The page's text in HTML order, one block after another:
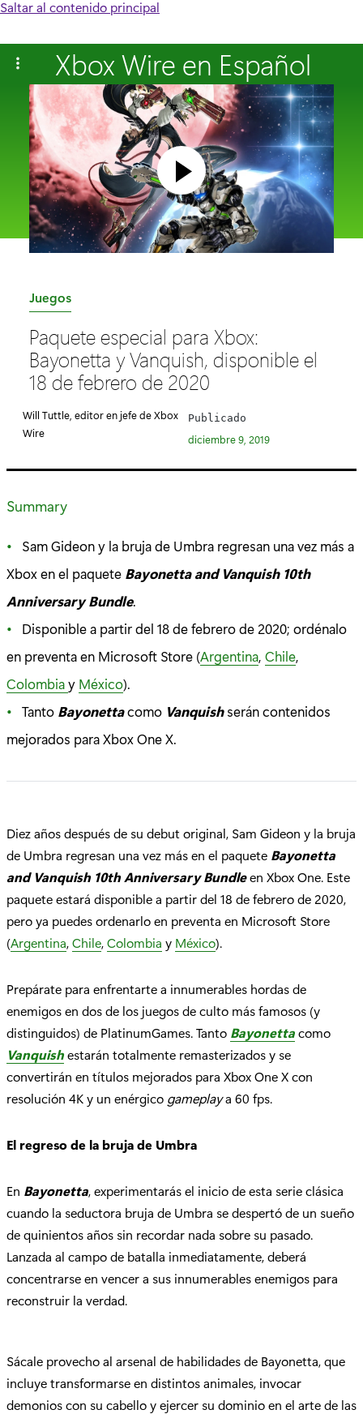
Saltar al contenido principal
Xbox Wire en Español
C
t
e
o
r
a
Juegos
Paquete especial para Xbox:
Bayonetta y Vanquish, disponible el
18 de febrero de 2020
Will Tuttle, editor en jefe de Xbox
Wire
Publicado
diciembre 9, 2019
Summary
Sam Gideon y la bruja de Umbra regresan una vez más a
Xbox en el paquete Bayonetta and Vanquish 10th
Anniversary Bundle.
Disponible a partir del 18 de febrero de 2020; ordénalo
en preventa en Microsoft Store (Argentina, Chile,
Colombiay México).
Tanto Bayonettacomo Vanquishserán contenidos
mejorados para Xbox One X.
Diez años después de su debut original, Sam Gideon y la bruja
de Umbra regresan una vez más en el paquete Bayonetta
and Vanquish 10th Anniversary Bundleen Xbox One. Este
paquete estará disponible a partir del 18 de febrero de 2020,
pero ya puedes ordenarlo en preventa en Microsoft Store
(Argentina,Chile,Colombia y México).
Prepárate para enfrentarte a innumerables hordas de
enemigos en dos de los juegos de culto más famosos (y
distinguidos) de PlatinumGames. Tanto Bayonettacomo
Vanquishestarán totalmente remasterizados y se
convertirán en títulos mejorados para Xbox One X con
resolución 4K y un enérgico gameplaya 60 fps.
El regreso de la bruja de Umbra
En Bayonetta, experimentarás el inicio de esta serie clásica
cuando la seductora bruja de Umbra se despertó de un sueño
de quinientos años sin recordar nada sobre su pasado.
Lanzada al campo de batalla inmediatamente, deberá
concentrarse en vencer a sus innumerables enemigos para
reconstruir la verdad.
Sácale provecho al arsenal de habilidades de Bayonetta, que
incluye transformarse en distintos animales, invocar
demonios con su cabello y ejercer su dominio en el arte de las